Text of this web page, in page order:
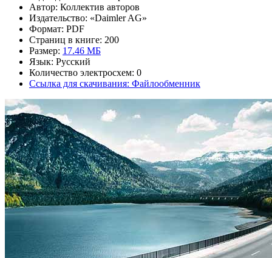
Автор: Коллектив авторов
Издательство: «Daimler AG»
Формат: PDF
Страниц в книге: 200
Размер: 17.46 МБ
Язык: Русский
Количество электросхем: 0
Ссылка для скачивания: Файлообменник